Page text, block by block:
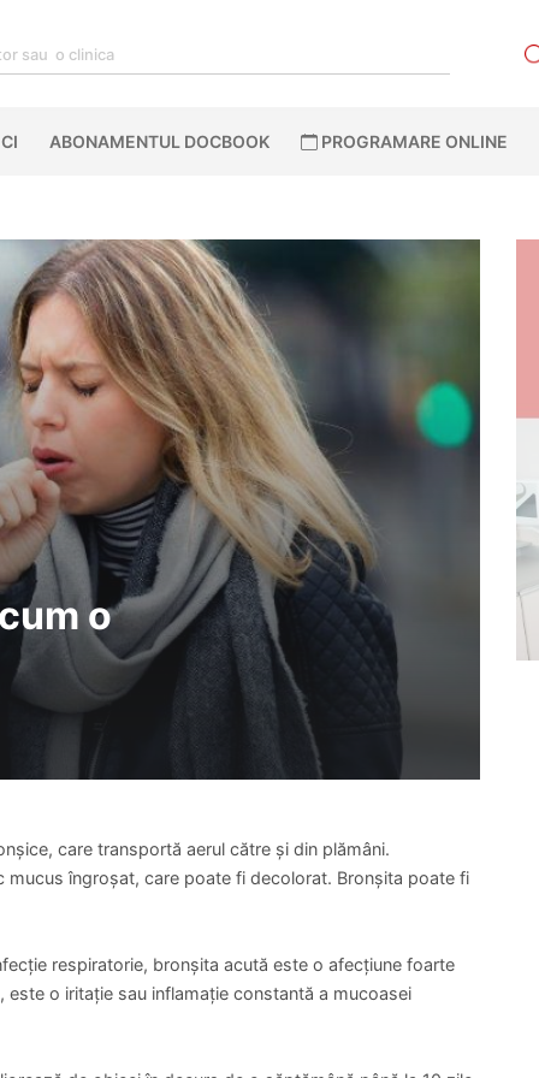
ABONAMENTUL DOCBOOK PROGRAMARE ONLINE
o
care transportă aerul către și din plămâni.
mucus îngroșat, care poate fi decolorat. Bronșita poate fi
respiratorie, bronșita acută este o afecțiune foarte
o iritație sau inflamație constantă a mucoasei